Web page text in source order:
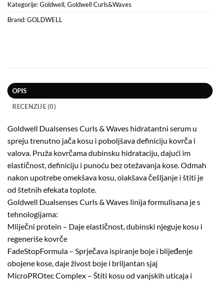
Kategorije:Goldwell,Goldwell Curls&Waves
Brand:GOLDWELL
OPIS
RECENZIJE (0)
Goldwell Dualsenses Curls & Waves hidratantni serum u
spreju trenutno jača kosu i poboljšava definiciju kovrča i
valova. Pruža kovrčama dubinsku hidrataciju, dajući im
elastičnost, definiciju i punoću bez otežavanja kose. Odmah
nakon upotrebe omekšava kosu, olakšava češljanje i štiti je
od štetnih efekata toplote.
Goldwell Dualsenses Curls & Waves linija formulisana je s
tehnologijama:
Mliječni protein – Daje elastičnost, dubinski njeguje kosu i
regeneriše kovrče
FadeStopFormula – Sprječava ispiranje boje i blijeđenje
obojene kose, daje živost boje i briljantan sjaj
MicroPROtec Complex – Štiti kosu od vanjskih uticaja i